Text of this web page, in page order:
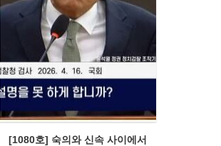
[1080호] 숙의와 신속 사이에서